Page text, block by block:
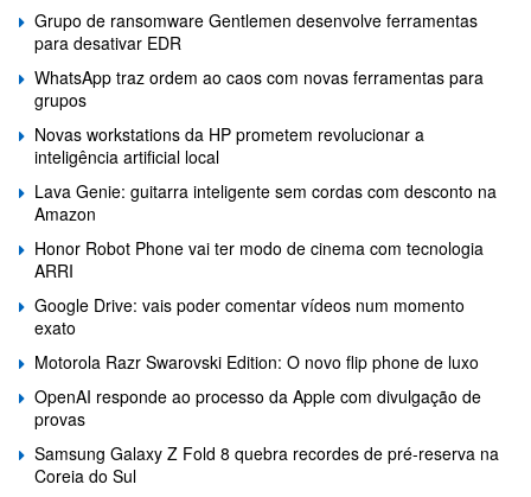
Grupo de ransomware Gentlemen desenvolve ferramentas
para desativar EDR
WhatsApp traz ordem ao caos com novas ferramentas para
grupos
Novas workstations da HP prometem revolucionar a
inteligência artificial local
Lava Genie: guitarra inteligente sem cordas com desconto na
Amazon
Honor Robot Phone vai ter modo de cinema com tecnologia
ARRI
Google Drive: vais poder comentar vídeos num momento
exato
Motorola Razr Swarovski Edition: O novo flip phone de luxo
OpenAI responde ao processo da Apple com divulgação de
provas
Samsung Galaxy Z Fold 8 quebra recordes de pré-reserva na
Coreia do Sul